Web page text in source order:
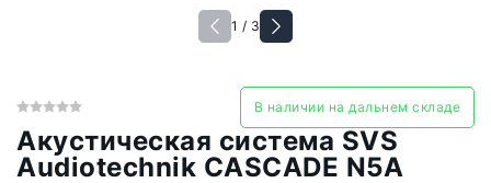
1 / 3
В наличии на дальнем складе
Акустическая система SVS
Audiotechnik CASCADE N5A